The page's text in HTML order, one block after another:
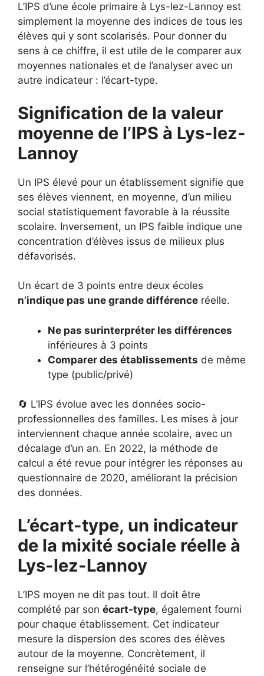
L’IPS d’une école primaire à Lys-lez-Lannoy est
simplement la moyenne des indices de tous les
élèves qui y sont scolarisés. Pour donner du
sens à ce chiffre, il est utile de le comparer aux
moyennes nationales et de l’analyser avec un
autre indicateur : l’écart-type.
Signification de la valeur
moyenne de l’IPS à Lys-lez-
Lannoy
Un IPS élevé pour un établissement signifie que
ses élèves viennent, en moyenne, d’un milieu
social statistiquement favorable à la réussite
scolaire. Inversement, un IPS faible indique une
concentration d’élèves issus de milieux plus
défavorisés.
Un écart de 3 points entre deux écoles
n’indique pas une grande différence réelle.
Ne pas surinterpréter les différences
inférieures à 3 points
Comparer des établissements de même
type (public/privé)
🔄 L’IPS évolue avec les données socio-
professionnelles des familles. Les mises à jour
interviennent chaque année scolaire, avec un
décalage d’un an. En 2022, la méthode de
calcul a été revue pour intégrer les réponses au
questionnaire de 2020, améliorant la précision
des données.
L’écart-type, un indicateur
de la mixité sociale réelle à
Lys-lez-Lannoy
L’IPS moyen ne dit pas tout. Il doit être
complété par son écart-type, également fourni
pour chaque établissement. Cet indicateur
mesure la dispersion des scores des élèves
autour de la moyenne. Concrètement, il
renseigne sur l’hétérogénéité sociale de